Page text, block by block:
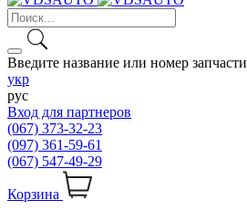
Введите название или номер запчасти
укр
рус
Вход для партнеров
(067) 373-32-23
(097) 361-59-61
(067) 547-49-29
Корзина